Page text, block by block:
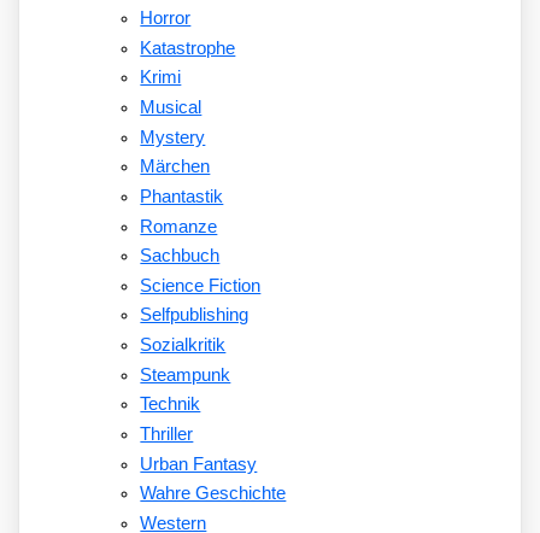
Horror
Katastrophe
Krimi
Musical
Mystery
Märchen
Phantastik
Romanze
Sachbuch
Science Fiction
Selfpublishing
Sozialkritik
Steampunk
Technik
Thriller
Urban Fantasy
Wahre Geschichte
Western